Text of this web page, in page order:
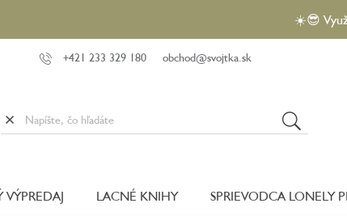
☀️😎 Využite
+421 233 329 180 obchod@svojtka.sk
VÝPREDAJ LACNÉ KNIHY SPRIEVODCA LONELY